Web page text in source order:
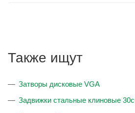
Также ищут
Затворы дисковые VGA
Задвижки стальные клиновые